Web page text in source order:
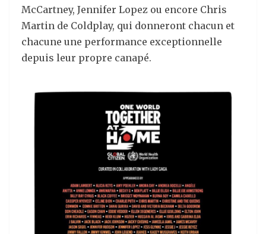
McCartney, Jennifer Lopez ou encore Chris
Martin de Coldplay, qui donneront chacun et
chacune une performance exceptionnelle
depuis leur propre canapé.